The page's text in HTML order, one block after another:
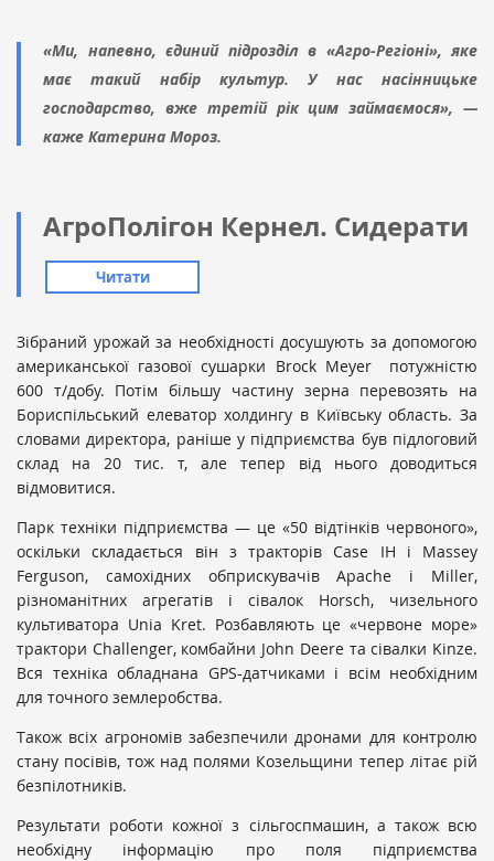
«Ми, напевно, єдиний підрозділ в «Агро-Регіоні», яке
має такий набір культур. У нас насінницьке
господарство, вже третій рік цим займаємося», —
каже Катерина Мороз.
АгроПолігон Кернел. Сидерати
Читати
Зібраний урожай за необхідності досушують за допомогою
американської газової сушарки Brock Meyer потужністю
600 т/добу. Потім більшу частину зерна перевозять на
Бориспільський елеватор холдингу в Київську область. За
словами директора, раніше у підприємства був підлоговий
склад на 20 тис. т, але тепер від нього доводиться
відмовитися.
Парк техніки підприємства — це «50 відтінків червоного»,
оскільки складається він з тракторів Case IH і Massey
Ferguson, самохідних обприскувачів Apache і Miller,
різноманітних агрегатів і сівалок Horsch, чизельного
культиватора Unia Kret. Розбавляють це «червоне море»
трактори Challenger, комбайни John Deere та сівалки Kinze.
Вся техніка обладнана GPS-датчиками і всім необхідним
для точного землеробства.
Також всіх агрономів забезпечили дронами для контролю
стану посівів, тож над полями Козельщини тепер літає рій
безпілотників.
Результати роботи кожної з сільгоспмашин, а також всю
необхідну інформацію про поля підприємства